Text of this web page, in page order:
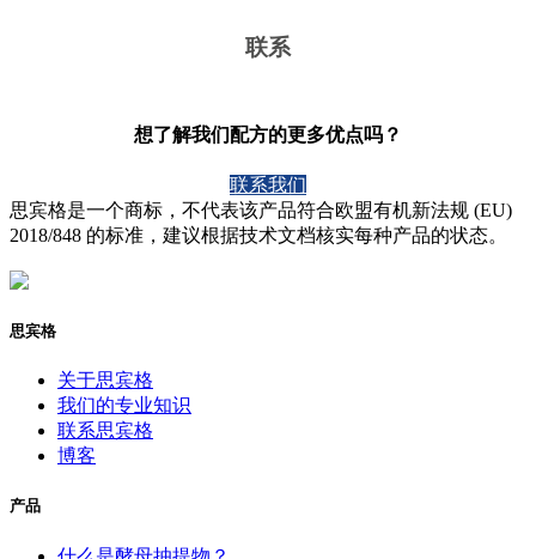
联系
想了解我们配方的更多优点吗？
联系我们
思宾格是一个商标，不代表该产品符合欧盟有机新法规 (EU)
2018/848 的标准，建议根据技术文档核实每种产品的状态。
思宾格
关于思宾格
我们的专业知识
联系思宾格
博客
产品